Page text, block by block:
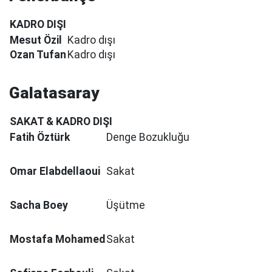
KADRO DIŞI
Mesut Özil
Ozan Tufan
Kadro dışı
Kadro dışı
Galatasaray
SAKAT & KADRO DIŞI
Fatih Öztürk
Omar Elabdellaoui
Sacha Boey
Mostafa Mohamed
Denge Bozukluğu
Sakat
Üşütme
Sakat